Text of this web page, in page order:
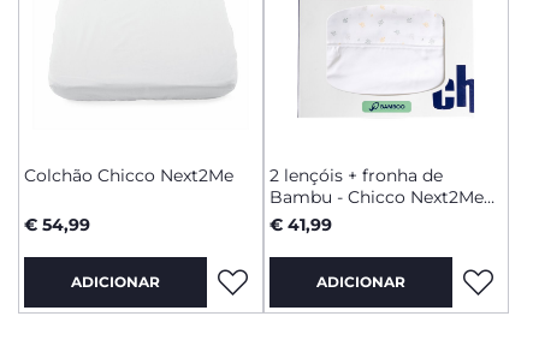
Colchão Chicco Next2Me
€ 54,99
ADICIONAR
2 lençóis + fronha de
Bambu - Chicco Next2Me
Forever
€ 41,99
ADICIONAR